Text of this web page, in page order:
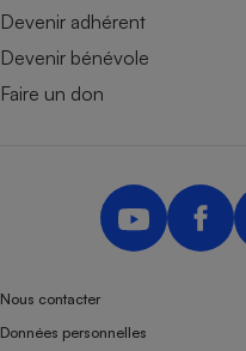
Devenir adhérent
Devenir bénévole
Faire un don
Nous contacter
Données personnelles